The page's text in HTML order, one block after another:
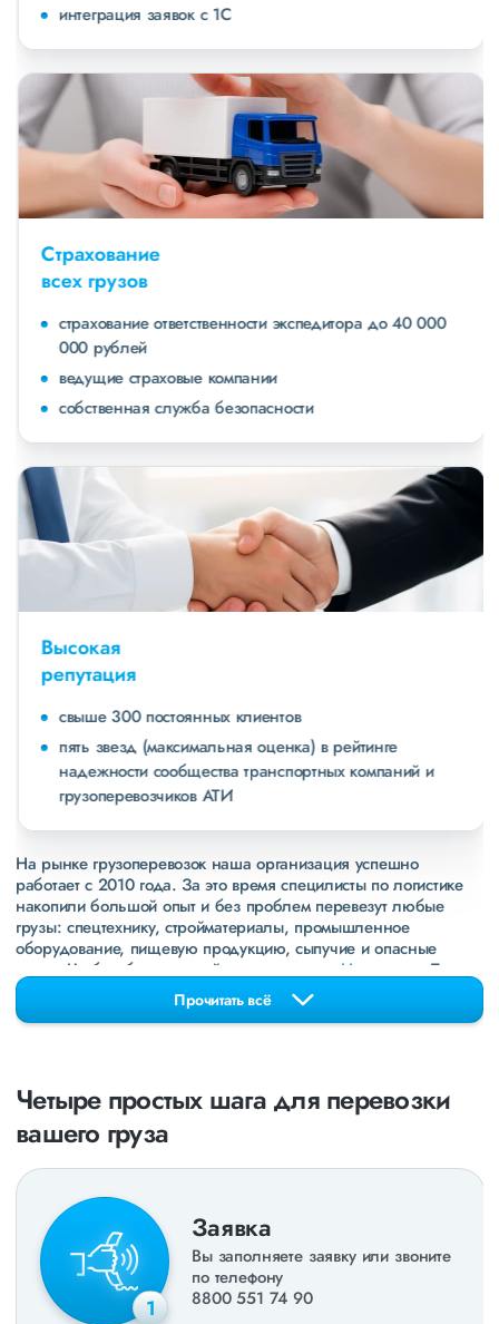
интеграция заявок с 1С
Страхование
всех грузов
страхование ответственности экспедитора до 40 000
000 рублей
ведущие страховые компании
собственная служба безопасности
Высокая
репутация
свыше 300 постоянных клиентов
пять звезд (максимальная оценка) в рейтинге
надежности сообщества транспортных компаний и
грузоперевозчиков АТИ
На рынке грузоперевозок наша организация успешно
работает с 2010 года. За это время специлисты по логистике
накопили большой опыт и без проблем перевезут любые
грузы: спецтехнику, стройматериалы, промышленное
оборудование, пищевую продукцию, сыпучие и опасные
грузы. Чтобы убедиться зайдите в раздел
«Наш опыт»
. Там
свежие примеры перевозок, которые обновляются несколько
раз в неделю. Также недавно мы запустили новые
направления вДНРиЛНР. Предоставляем все стандартные
экспедирование. За каждым клиентом закреплен менеджер,
который сообщит о текущем статусе вашего груза. Чтобы
получить коммерческое предложение заполните форму на
РФ).
Прочитать всё
Четыре простых шага для перевозки
вашего груза
1
Заявка
Вы заполняете заявку или звоните
по телефону
8800 551 74 90